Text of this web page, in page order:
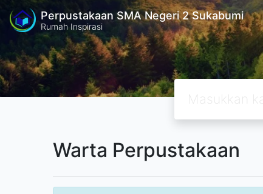
Perpustakaan SMA Negeri 2 Sukabumi
Rumah Inspirasi
Warta Perpustakaan